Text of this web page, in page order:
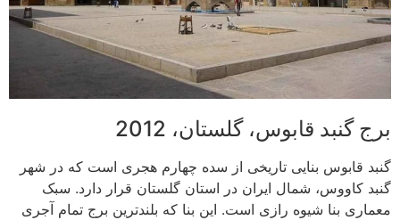
برج گنبد قابوس، گلستان، 2012
گنبد قابوس بنایی تاریخی از سده چهارم هجری است که در شهر
گنبد کاووس، شمال ایران در استان گلستان قرار دارد. سبک
معماری بنا شیوه رازی است. این بنا که بلندترین برج تمام آجری